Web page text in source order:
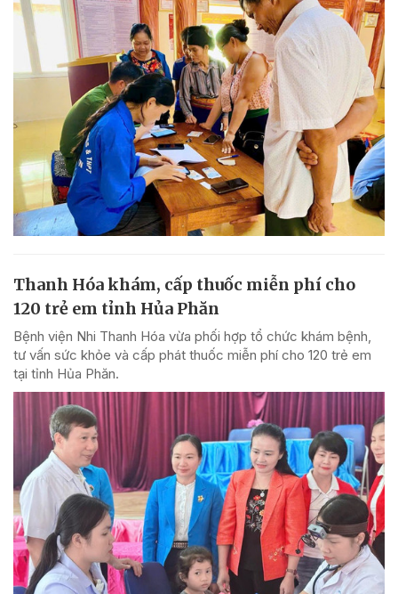
Thanh Hóa khám, cấp thuốc miễn phí cho
120 trẻ em tỉnh Hủa Phăn
Bệnh viện Nhi Thanh Hóa vừa phối hợp tổ chức khám bệnh,
tư vấn sức khỏe và cấp phát thuốc miễn phí cho 120 trẻ em
tại tỉnh Hủa Phăn.